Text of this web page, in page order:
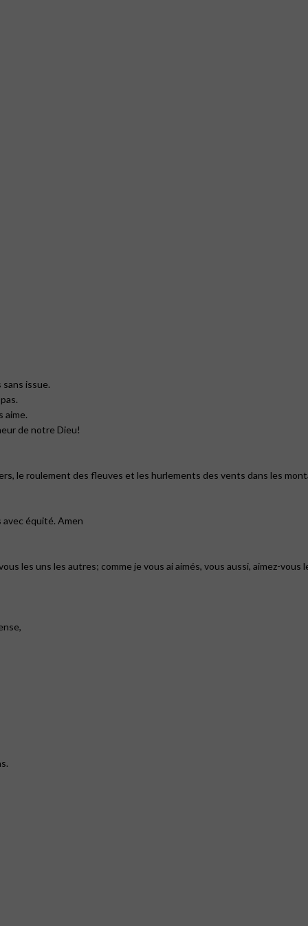
sans issue.
aime.
de notre Dieu!
le roulement des fleuves et les hurlements des vents dans les
équité. Amen
les uns les autres; comme je vous ai aimés, vous aussi, aimez-vous